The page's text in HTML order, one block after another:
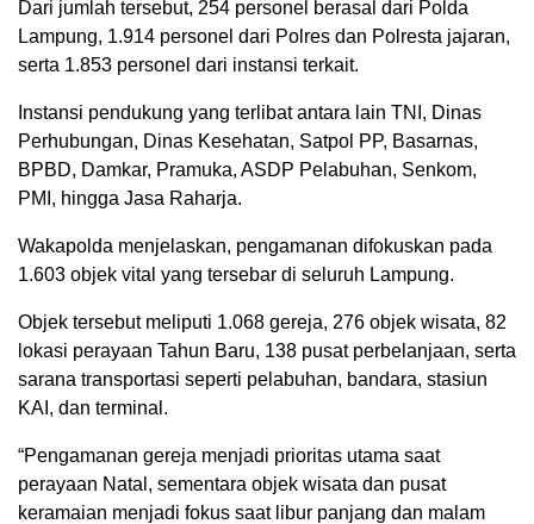
Dari jumlah tersebut, 254 personel berasal dari Polda
Lampung, 1.914 personel dari Polres dan Polresta jajaran,
serta 1.853 personel dari instansi terkait.
Instansi pendukung yang terlibat antara lain TNI, Dinas
Perhubungan, Dinas Kesehatan, Satpol PP, Basarnas,
BPBD, Damkar, Pramuka, ASDP Pelabuhan, Senkom,
PMI, hingga Jasa Raharja.
Wakapolda menjelaskan, pengamanan difokuskan pada
1.603 objek vital yang tersebar di seluruh Lampung.
Objek tersebut meliputi 1.068 gereja, 276 objek wisata, 82
lokasi perayaan Tahun Baru, 138 pusat perbelanjaan, serta
sarana transportasi seperti pelabuhan, bandara, stasiun
KAI, dan terminal.
“Pengamanan gereja menjadi prioritas utama saat
perayaan Natal, sementara objek wisata dan pusat
keramaian menjadi fokus saat libur panjang dan malam